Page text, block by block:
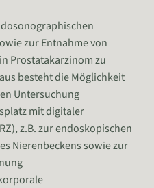
zur Entnahme von
Prostatakarzinom zu
besteht die Möglichkeit
Untersuchung
mit digitaler
z.B. zur endoskopischen
Nierenbeckens sowie zur